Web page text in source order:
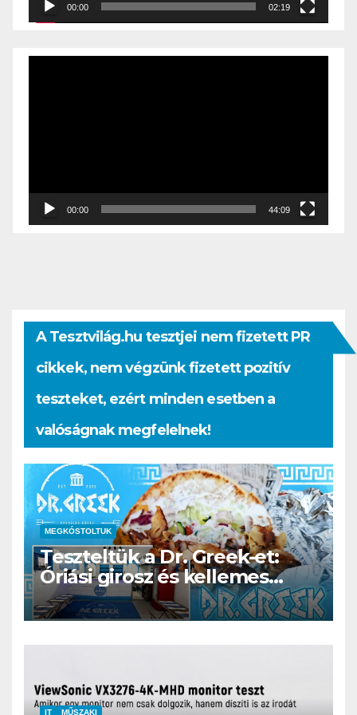
00:00 02:19
00:00 44:09
A Tesztvilág.hu tesztjei nem fizetett PR
cikkek, nem végzünk fizetett pozitív
teszteket, ezért minden esetben a
valóságnak megfelelnek!
MEGKÓSTOLTUK
Teszteltük a Dr. Greek-et:
Óriási girosz és kellemes
kerthelyiség Csepel szívében
IT MŰSZAKI